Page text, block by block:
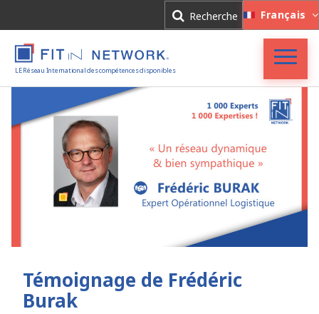
Recherche Français
LE Réseau International des compétences disponibles
Accueil
FIT in NETWORK®
Entreprises
Experts
Actualités
Connexion
Inscription
Témoignage de Frédéric
Burak